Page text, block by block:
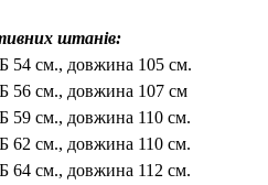
штанів:
54 см., довжина 105 см.
56 см., довжина 107 см
см., довжина 110 см.
см., довжина 110 см.
см., довжина 112 см.